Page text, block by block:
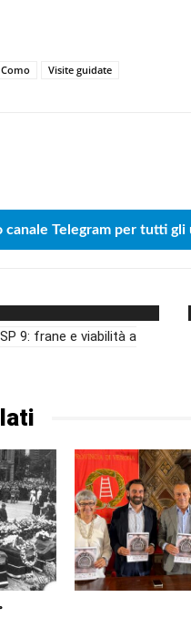
Visite guidate
canale Telegram per tutti
9: frane e viabilità a